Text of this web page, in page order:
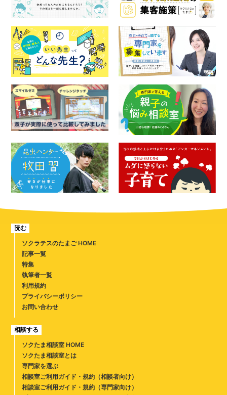
読む
ソクラテスのたまご HOME
記事一覧
特集
執筆者一覧
利用規約
プライバシーポリシー
お問い合わせ
相談する
ソクたま相談室 HOME
ソクたま相談室とは
専門家を選ぶ
相談室ご利用ガイド・規約（相談者向け）
相談室ご利用ガイド・規約（専門家向け）